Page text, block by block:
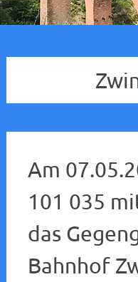
Am
101 035
das
Bahnhof